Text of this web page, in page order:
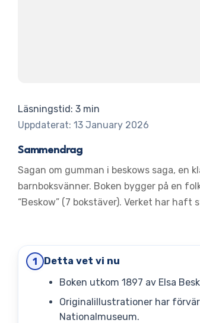
Läsningstid: 3 min
Uppdaterat: 13 January 2026
Sammendrag
Sagan om gumman i beskows saga, en
barnboksvänner. Boken bygger på en
“Beskow” (7 bokstäver). Verket har
1
Detta vet vi nu
Boken utkom 1897 av Elsa
Originalillustrationer har
Nationalmuseum.